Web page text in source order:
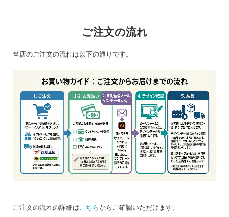
ご注文の流れ
当店のご注文の流れは以下の通りです。
ご注文の流れの詳細はこちらからご確認いただけます。